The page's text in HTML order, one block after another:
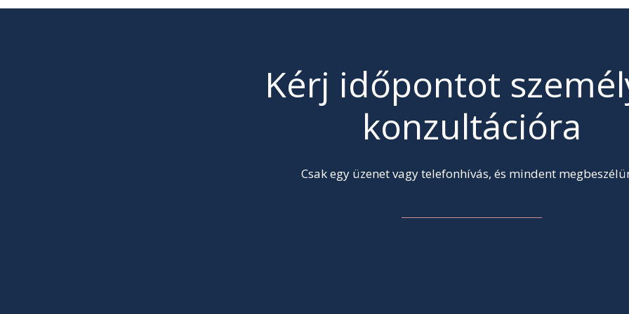
Kérj időpontot
konzultációra
Csak egy üzenet vagy telefonhívás, és mindent